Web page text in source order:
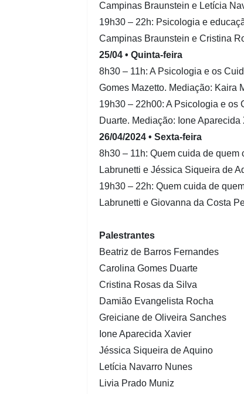
Campinas Braunstein e Letícia
19h30 – 22h: Psicologia e
Campinas Braunstein e Cristina
25/04 • Quinta-feira
8h30 – 11h: A Psicologia e os
Gomes Mazetto. Mediação: Kaira
19h30 – 22h00: A Psicologia e os
Duarte. Mediação: Ione Aparecida
26/04/2024 • Sexta-feira
8h30 – 11h: Quem cuida de
Labrunetti e Jéssica Siqueira de
19h30 – 22h: Quem cuida de
Labrunetti e Giovanna da Costa
Palestrantes
Beatriz de Barros Fernandes
Carolina Gomes Duarte
Cristina Rosas da Silva
Damião Evangelista Rocha
Greiciane de Oliveira Sanches
Ione Aparecida Xavier
Jéssica Siqueira de Aquino
Letícia Navarro Nunes
Livia Prado Muniz